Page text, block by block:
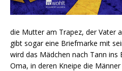
die Mutter am Trapez, der Vater
gibt sogar eine Briefmarke mit
wird das Mädchen nach Tann ins
Oma, in deren Kneipe die